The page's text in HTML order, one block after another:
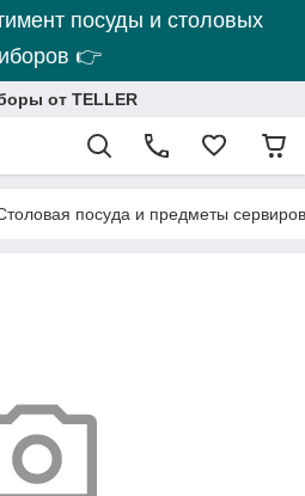
посуды и столовых
👉
от TELLER
посуда и предметы